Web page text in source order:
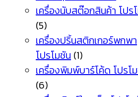
เครื่องนับสต๊อกสินค้า โปร
(5)
เครื่องปริ้นสติกเกอร์พกพา
โปรโมชัน (1)
เครื่องพิมพ์บาร์โค้ด โปรโ
(6)